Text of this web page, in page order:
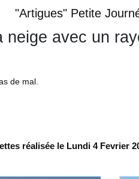
"Artigues" Petite
neige avec un
de mal.
réalisée le Lundi 4 Fevrier